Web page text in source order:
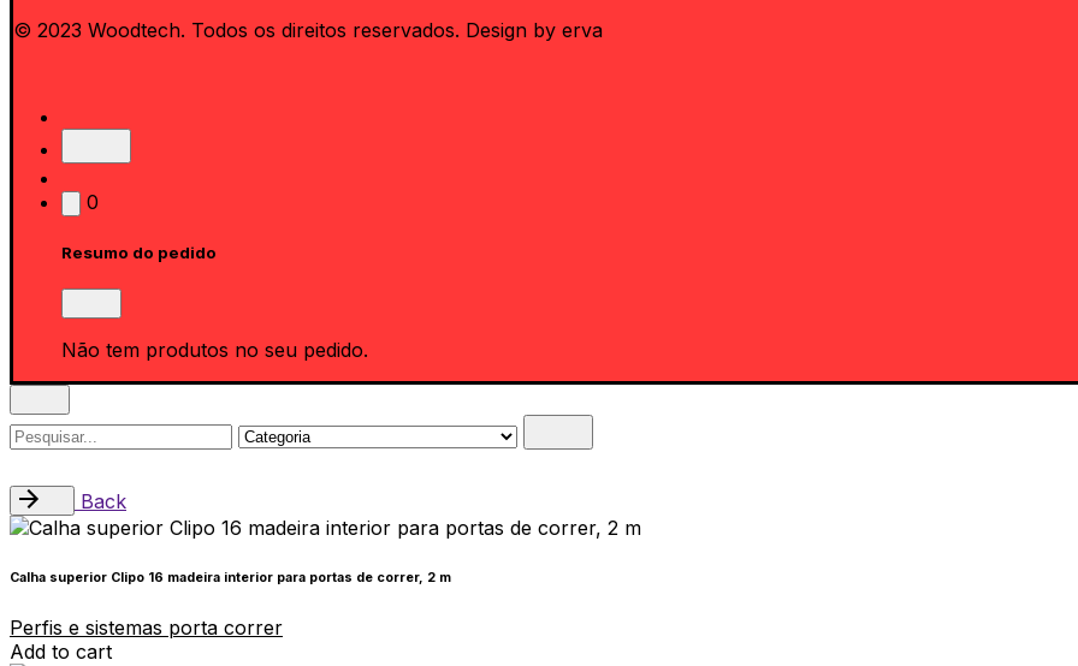
© 2023 Woodtech. Todos os direitos reservados. Design by erva
0
Resumo do pedido
Não tem produtos no seu pedido.
Search
for
Back
Calha superior Clipo 16 madeira interior para portas de correr, 2 m
Perfis e sistemas porta correr
Add to cart